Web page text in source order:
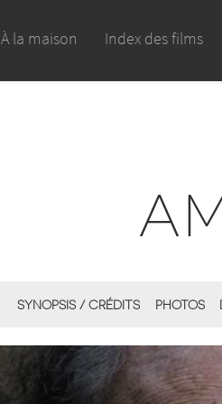
À la maison Index des films
SYNOPSIS / CRÉDITS PHOTOS